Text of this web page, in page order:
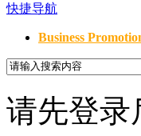
快捷导航
Business
请先登录